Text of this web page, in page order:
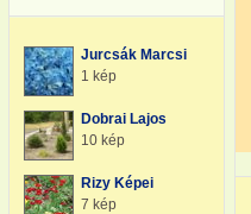
Jurcsák Marcsi
1 kép
Dobrai Lajos
10 kép
Rizy Képei
7 kép